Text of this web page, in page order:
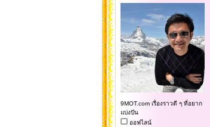
9MOT.com เรื่องราวดี ๆ ที่อยาก
แบ่งปัน
ออฟไลน์